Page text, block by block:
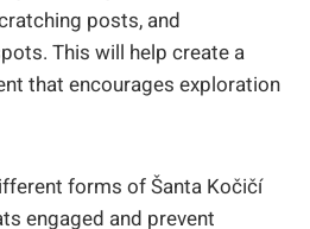
posts, and⁤
This will help create a
that encourages exploration
forms‌ of Šanta Kočičí
engaged and prevent